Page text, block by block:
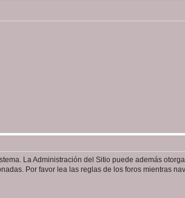
La Administración del Sitio puede además
Por favor lea las reglas de los foros mientras